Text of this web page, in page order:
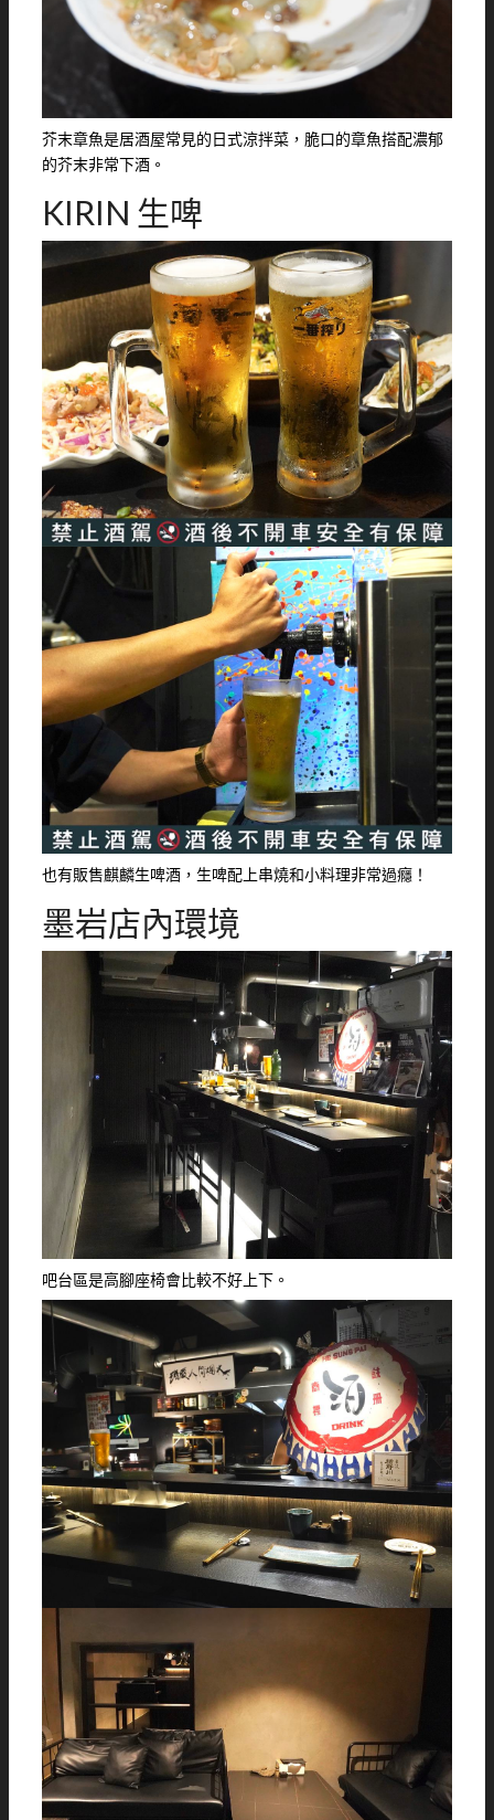
芥末章魚是居酒屋常見的日式涼拌菜，脆口的章魚搭配濃郁
的芥末非常下酒。
KIRIN 生啤
也有販售麒麟生啤酒，生啤配上串燒和小料理非常過癮！
墨岩店內環境
吧台區是高腳座椅會比較不好上下。